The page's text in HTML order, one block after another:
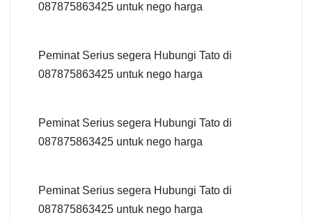
087875863425 untuk nego harga
Peminat Serius segera Hubungi Tato di
087875863425 untuk nego harga
Peminat Serius segera Hubungi Tato di
087875863425 untuk nego harga
Peminat Serius segera Hubungi Tato di
087875863425 untuk nego harga